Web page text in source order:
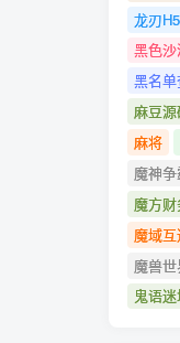
龙刃H5
黑色
黑名
麻豆
麻将
魔神争
魔方
魔域互
魔兽
鬼语